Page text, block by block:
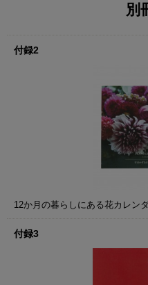
別
付録2
12か月の暮らしにある花カレン
付録3